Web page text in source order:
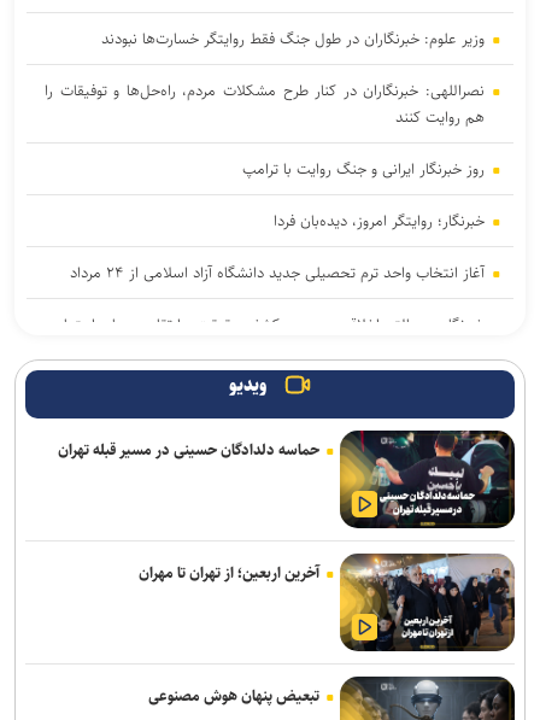
وزیر علوم: خبرنگاران در طول جنگ فقط روایتگر خسارت‌ها نبودند
نصراللهی: خبرنگاران در کنار طرح مشکلات مردم، راه‌حل‌ها و توفیقات را
هم روایت کنند
روز خبرنگار ایرانی و جنگ روایت با ترامپ
خبرنگار؛ روایتگر امروز، دیده‌بان فردا
آغاز انتخاب واحد ترم تحصیلی جدید دانشگاه آزاد اسلامی از ۲۴ مرداد
خبرنگاری رسالتی اخلاقی در مسیر کشف حقیقت و ارتقای سرمایه اجتماعی
استکبار ستیزی در اندیشه رهبر شهید هدف راهبردی بود/ یازدهمین
اجلاسیه بین‌المللی «مجاهدان در غربت» برگزار می‌شود
از هوش مصنوعی تا تغذیه رایگان؛ بسته تحولی جدید معاونت تربیتی و
مهارتی دانشگاه آزاد
بازنگری کامل رشته‌های عمران، صنایع و برق در دانشگاه علم و صنعت/
رشته‌های جدید جایگزین رشته‌های کم‌متقاضی می‌شوند
پیام رئیس جهاددانشگاهی به مناسبت روز خبرنگار/ تأکید بر نقش رسانه‌ها
در تبیین واقعیت‌ها و تقویت انسجام اجتماعی
ویدیو
حماسه دلدادگان حسینی در مسیر قبله تهران
آخرین اربعین؛ از تهران تا مهران
تبعیض پنهان هوش مصنوعی